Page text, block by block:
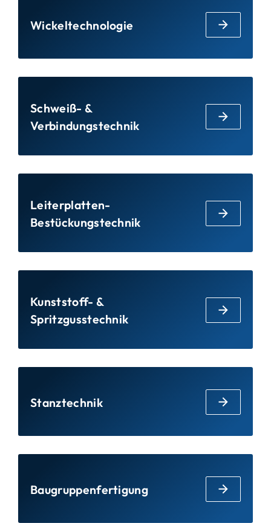
Wickeltechnologie
Schweiß- &
Verbindungstechnik
Leiterplatten-
Bestückungstechnik
Kunststoff- &
Spritzgusstechnik
Stanztechnik
Baugruppenfertigung